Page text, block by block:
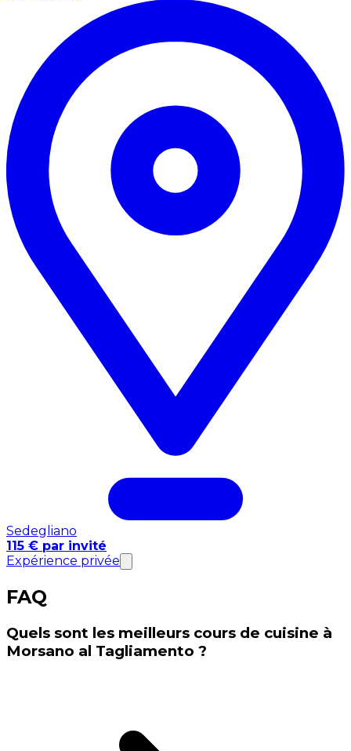
Sedegliano
115 € par invité
Expérience privée
FAQ
Quels sont les meilleurs cours de cuisine à
Morsano al Tagliamento ?